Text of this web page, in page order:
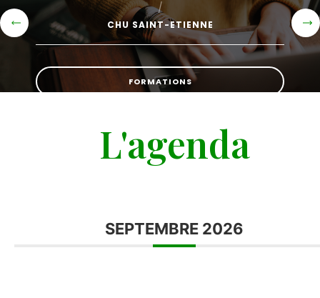
/
CHU SAINT-ETIENNE
FORMATIONS
L'agenda
SEPTEMBRE 2026